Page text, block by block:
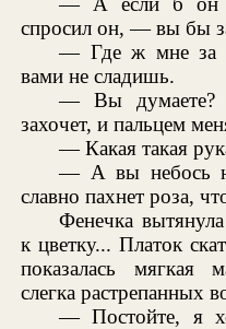
спросил он, — вы бы
— Где ж мне за
вами не сладишь.
— Вы думаете?
захочет, и пальцем
— Какая такая
— А вы небось
славно пахнет роза,
Фенечка
к цветку... Платок
показалась мягкая
слегка растрепанных
— Постойте, я